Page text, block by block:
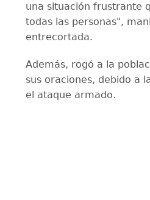
una situación frustrante
todas las personas",
entrecortada.
Además, rogó a la
sus oraciones, debido a
el ataque armado.